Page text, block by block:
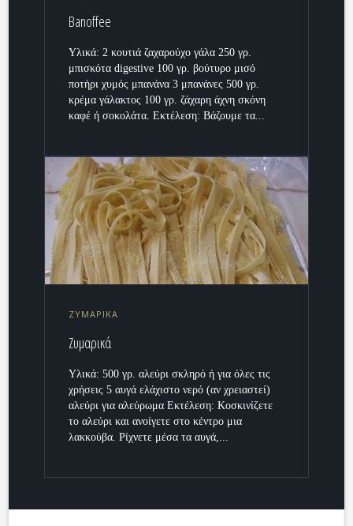
Banoffee
Υλικά: 2 κουτιά ζαχαρούχο γάλα 250 γρ.
μπισκότα digestive 100 γρ. βούτυρο μισό
ποτήρι χυμός μπανάνα 3 μπανάνες 500 γρ.
κρέμα γάλακτος 100 γρ. ζάχαρη άχνη σκόνη
καφέ ή σοκολάτα. Εκτέλεση: Βάζουμε τα...
ΖΥΜΑΡΙΚΑ
Ζυμαρικά
Υλικά: 500 γρ. αλεύρι σκληρό ή για όλες τις
χρήσεις 5 αυγά ελάχιστο νερό (αν χρειαστεί)
αλεύρι για αλεύρωμα Εκτέλεση: Κοσκινίζετε
το αλεύρι και ανοίγετε στο κέντρο μια
λακκούβα. Ρίχνετε μέσα τα αυγά,...